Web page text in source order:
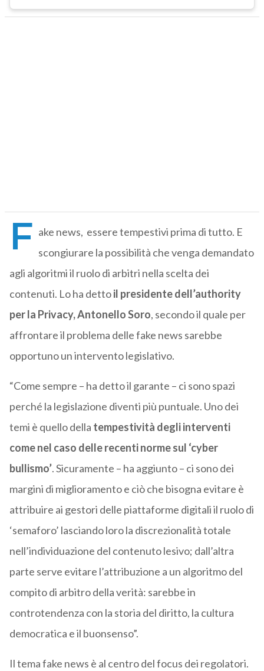
F ake news, essere tempestivi prima di tutto. E
scongiurare la possibilità che venga demandato
agli algoritmi il ruolo di arbitri nella scelta dei
contenuti. Lo ha dettoil presidente dell’authority
per la Privacy, Antonello Soro, secondo il quale per
affrontare il problema delle fake news sarebbe
opportuno un intervento legislativo.
“Come sempre – ha detto il garante – ci sono spazi
perché la legislazione diventi più puntuale. Uno dei
temi è quello della tempestività degli interventi
come nel caso delle recenti norme sul ‘cyber
bullismo’. Sicuramente – ha aggiunto – ci sono dei
margini di miglioramento e ciò che bisogna evitare è
attribuire ai gestori delle piattaforme digitali il ruolo di
‘semaforo’ lasciando loro la discrezionalità totale
nell’individuazione del contenuto lesivo; dall’altra
parte serve evitare l’attribuzione a un algoritmo del
compito di arbitro della verità: sarebbe in
controtendenza con la storia del diritto, la cultura
democratica e il buonsenso”.
Il tema fake news è al centro del focus dei regolatori.